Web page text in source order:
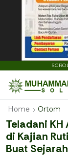
Home Ortom
Teladani
di Kajian
Buat Sejarah